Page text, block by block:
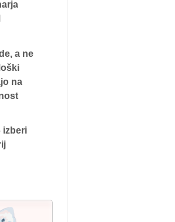
a ne
na
izberi